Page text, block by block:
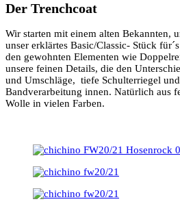
Der Trenchcoat
Wir starten mit einem alten Bekannten,
unser erklärtes Basic/Classic- Stück
den gewohnten Elementen wie
unsere feinen Details, die den
und Umschläge, tiefe Schulterriegel
Bandverarbeitung innen. Natürlich aus
Wolle in vielen Farben.